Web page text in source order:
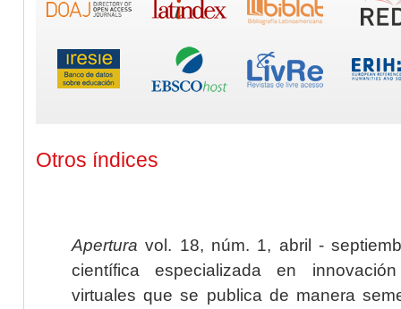
Otros índices
Apertura vol. 18, núm. 1, abril -
científica especializada en
virtuales que se publica de manera